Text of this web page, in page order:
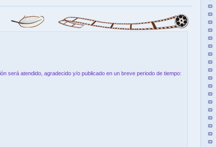
será atendido, agradecido y/o publicado en un breve periodo de tiempo: